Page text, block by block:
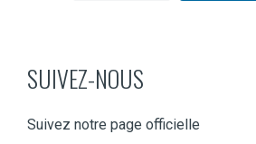
SUIVEZ-NOUS
Suivez notre page officielle